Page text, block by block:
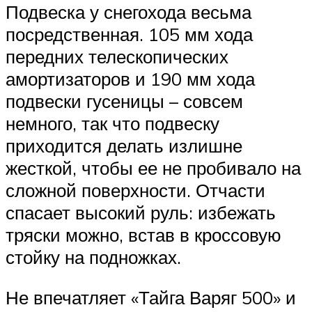
Подвеска у снегохода весьма
посредственная. 105 мм хода
передних телескопических
амортизаторов и 190 мм хода
подвески гусеницы – совсем
немного, так что подвеску
приходится делать излишне
жесткой, чтобы ее не пробивало на
сложной поверхности. Отчасти
спасает высокий руль: избежать
тряски можно, встав в кроссовую
стойку на подножках.
Не впечатляет «Тайга Варяг 500» и